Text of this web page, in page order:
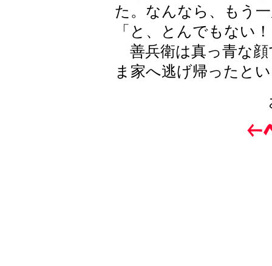
た。なんなら、もう
「と、とんでもない
善兵衛は真っ青な顔
ま家へ逃げ帰ったと